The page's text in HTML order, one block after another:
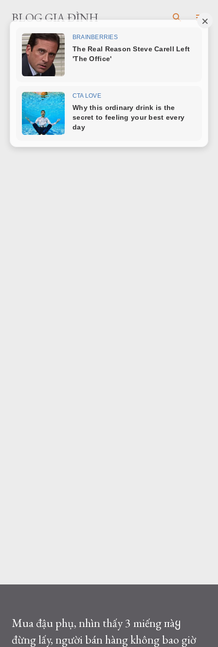
Chuyển đến nội dung chính
BLOG GIA ĐÌNH
Mua đậu phụ, nhìn thấy 3 miếng пàყ
đừng lấy, người bán hàng không bao giờ